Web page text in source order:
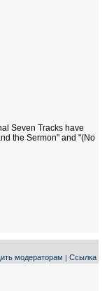
Seven Tracks have
the Sermon" and "(No
модераторам | Ссылка